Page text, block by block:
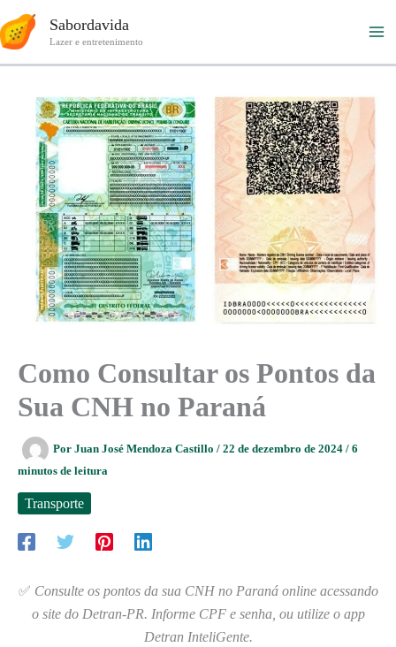
para
Sabordavida
Lazer e entretenimento
Como Consultar os Pontos da
Sua CNH no Paraná
Por Juan José Mendoza Castillo / 22 de dezembro de 2024 / 6
minutos de leitura
Transporte
✅ Consulte os pontos da sua CNH no Paraná online acessando
o site do Detran-PR. Informe CPF e senha, ou utilize o app
Detran InteliGente.